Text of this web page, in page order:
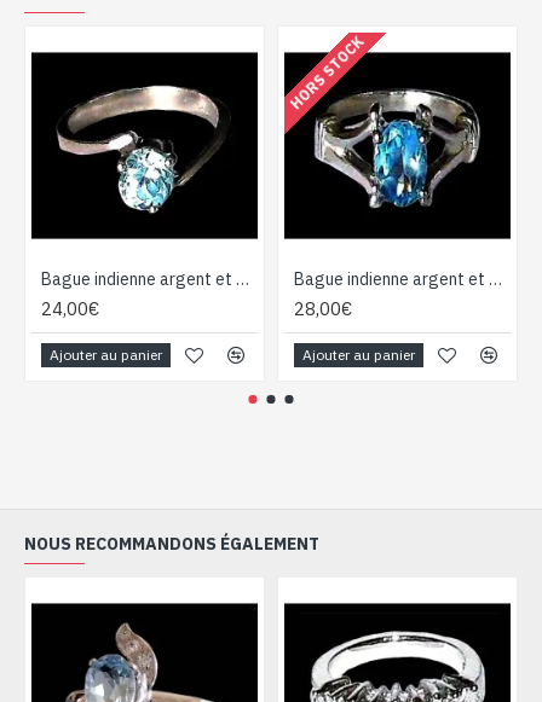
Bague indienne argent et Topaze - Bijoux indiens
24,00€
Ajouter au panier
HORS STOCK
Bague indienne argent et Topaze - Bijoux indiens
28,00€
Ajouter au panier
NOUS RECOMMANDONS ÉGALEMENT